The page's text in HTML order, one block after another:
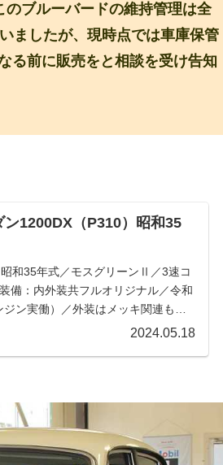
ブルーバードの維持管理は全
ましたが、現時点では車庫保管
る前に販売をと相談を受け告知
1200DX（P310）昭和35
和35年式／モスグリーンⅡ／3速コ
備：内外装共フルオリジナル／令和
ン実働）／外装はメッキ関連も含
諸事情にてシートカバーのみで野
2024.05.18